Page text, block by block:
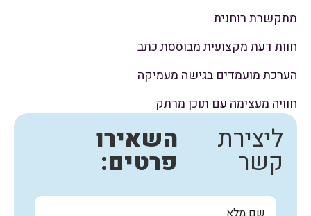
מתקשרת רוחנית
חוות דעת מקצועית מבוססת כתב
הערכת מועמדים בגישה מעמיקה
חוויה מעצימה עם תוכן מרתק
ליצירת
קשר
השאירו
פרטים: